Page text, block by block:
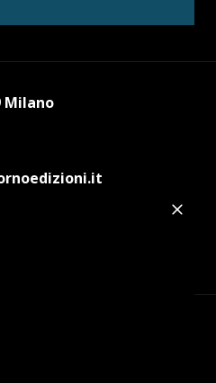
Milano